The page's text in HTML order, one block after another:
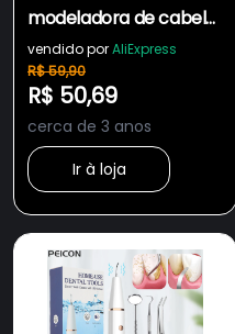
modeladora de cabelo
elétrica 3 em 1 bivolt
vendido porAliExpress
R$ 59,90
R$ 50,69
cerca de 3 anos
Ir à loja